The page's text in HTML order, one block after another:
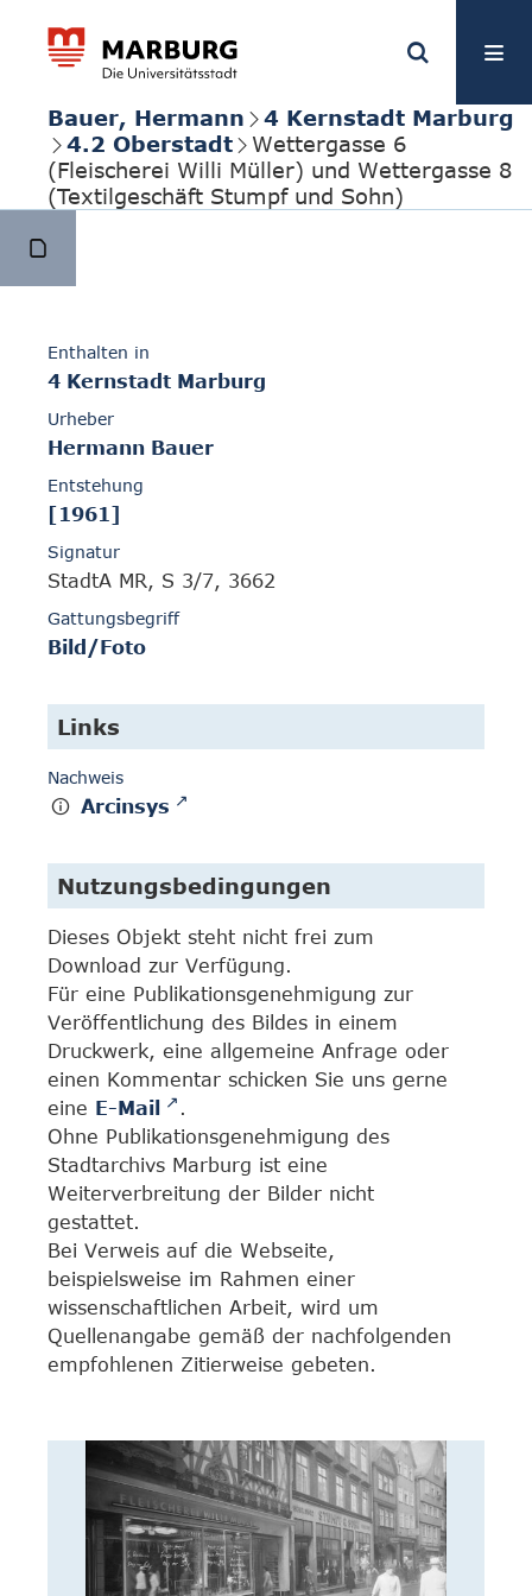
Bauer, Hermann
4 Kernstadt Marburg
4.2 Oberstadt
Wettergasse 6
(Fleischerei Willi Müller) und Wettergasse 8
(Textilgeschäft Stumpf und Sohn)
Enthalten in
4 Kernstadt Marburg
Urheber
Hermann Bauer
Entstehung
[1961]
Signatur
StadtA MR, S 3/7, 3662
Gattungsbegriff
Bild/Foto
Links
Nachweis
Arcinsys
Nutzungsbedingungen
Dieses Objekt steht nicht frei zum
Download zur Verfügung.
Für eine Publikationsgenehmigung zur
Veröffentlichung des Bildes in einem
Druckwerk, eine allgemeine Anfrage oder
einen Kommentar schicken Sie uns gerne
eine E-Mail
.
Ohne Publikationsgenehmigung des
Stadtarchivs Marburg ist eine
Weiterverbreitung der Bilder nicht
gestattet.
Bei Verweis auf die Webseite,
beispielsweise im Rahmen einer
wissenschaftlichen Arbeit, wird um
Quellenangabe gemäß der nachfolgenden
empfohlenen Zitierweise gebeten.